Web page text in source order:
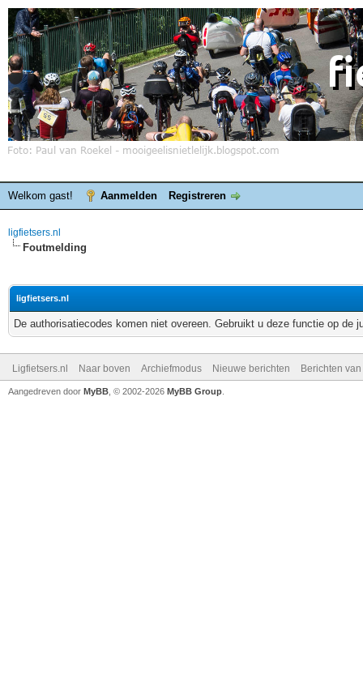
Welkom gast! Aanmelden Registreren
ligfietsers.nl
Foutmelding
ligfietsers.nl
De authorisatiecodes komen niet overeen. Gebruikt u deze functie op de
Ligfietsers.nl Naar boven Archiefmodus Nieuwe berichten Berichten
Aangedreven door MyBB , © 2002-2026 MyBB Group